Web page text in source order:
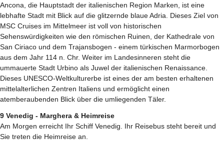
Ancona, die Hauptstadt der italienischen Region Marken, ist eine
lebhafte Stadt mit Blick auf die glitzernde blaue Adria. Dieses Ziel von
MSC Cruises im Mittelmeer ist voll von historischen
Sehenswürdigkeiten wie den römischen Ruinen, der Kathedrale von
San Ciriaco und dem Trajansbogen - einem türkischen Marmorbogen
aus dem Jahr 114 n. Chr. Weiter im Landesinneren steht die
ummauerte Stadt Urbino als Juwel der italienischen Renaissance.
Dieses UNESCO-Weltkulturerbe ist eines der am besten erhaltenen
mittelalterlichen Zentren Italiens und ermöglicht einen
atemberaubenden Blick über die umliegenden Täler.
9 Venedig - Marghera & Heimreise
Am Morgen erreicht Ihr Schiff Venedig. Ihr Reisebus steht bereit und
Sie treten die Heimreise an.